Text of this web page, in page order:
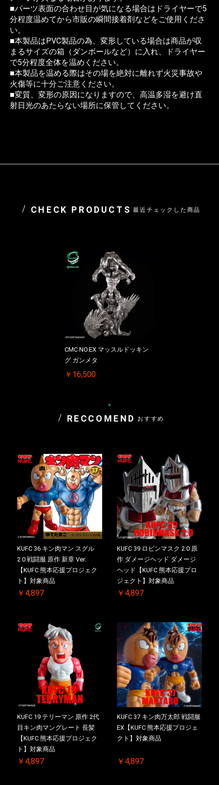
■パーツ表面の合わせ目が気になる場合はドライヤーで5
分程度温めてから市販の瞬間接着剤などをご使用くださ
い。
■本製品はPVC製品の為、変形している場合は商品が収
まるサイズの箱（ダンボールなど）に入れ、ドライヤー
で5分程度全体を温めください。
■本製品を温める際はその場を絶対に離れず火災事故や
火傷等に十分ご注意ください。
■変質、変形の原因になりますので、高温多湿を避け直
射日光のあたらない場所に保管してください。
CHECK PRODUCTS 最近チェックした商品
CMC NO.EX マッスルドッキン
グ ガンメタ
￥16,500
RECCOMEND おすすめ
KUFC 36 キン肉マン スグル
2.0 戦闘服 原作 新章 Ver.
【KUFC 熊本応援プロジェク
ト】対象商品
￥4,897
KUFC 39 ロビンマスク 2.0 原
作 ダメージヘッド ダメージ
ヘッド【KUFC 熊本応援プロ
ジェクト】対象商品
￥4,897
KUFC 19 テリーマン 原作 2代
目キン肉マングレート 長髪
【KUFC 熊本応援プロジェク
ト】対象商品
￥4,897
KUFC 37 キン肉万太郎 戦闘服
EX【KUFC 熊本応援プロジェ
クト】対象商品
￥4,897